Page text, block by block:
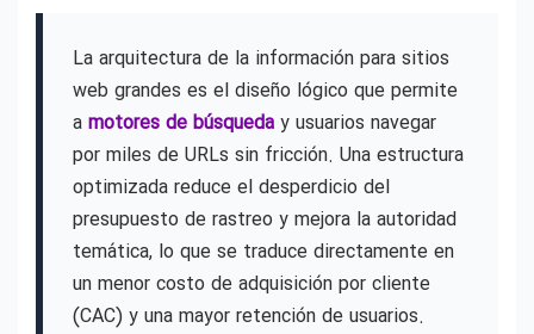
La arquitectura de la información para sitios
web grandes es el diseño lógico que permite
a motores de búsqueda y usuarios navegar
por miles de URLs sin fricción. Una estructura
optimizada reduce el desperdicio del
presupuesto de rastreo y mejora la autoridad
temática, lo que se traduce directamente en
un menor costo de adquisición por cliente
(CAC) y una mayor retención de usuarios.